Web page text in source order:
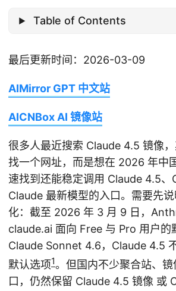
Table of Contents
最后更新时间：2026-03-09
AIMirror GPT 中文站
AICNBox AI 镜像站
很多人最近搜索 Claude 4.5 镜像
找一个网址，而是想在 2026 年中
速找到还能稳定调用 Claude 4.5、
Claude 最新模型的入口。需要先
化：截至 2026 年 3 月 9 日，
claude.ai 面向 Free 与 Pro 用户的
Claude Sonnet 4.6，Claude 4.5
默认选项1。但国内不少聚合站、
口，仍然保留 Claude 4.5 镜像 或